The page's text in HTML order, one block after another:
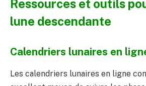
Ressources et outils
lune descendante
Calendriers lunaires en
Les calendriers lunaires en ligne